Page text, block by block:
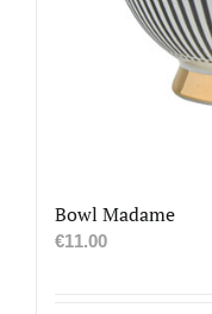
Bowl Madame
€11.00